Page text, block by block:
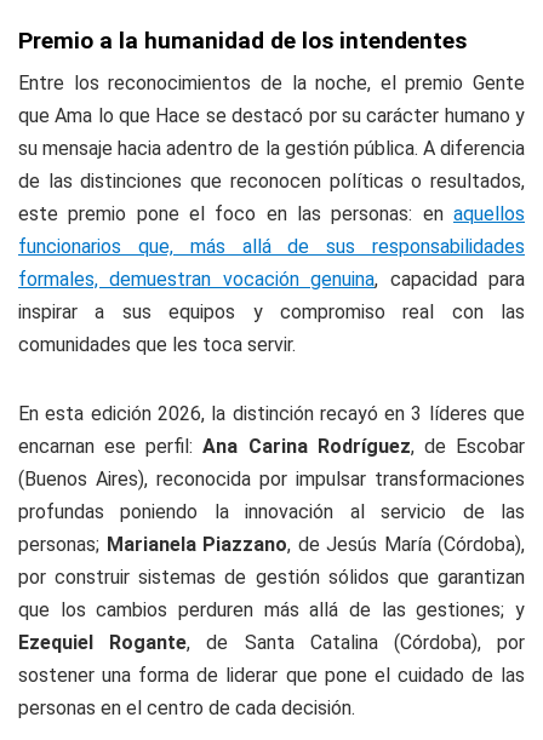
Premio a la humanidad de los intendentes
Entre los reconocimientos de la noche, el premio Gente
que Ama lo que Hace se destacó por su carácter humano y
su mensaje hacia adentro de la gestión pública. A diferencia
de las distinciones que reconocen políticas o resultados,
este premio pone el foco en las personas: en aquellos
funcionarios que, más allá de sus responsabilidades
formales, demuestran vocación genuina, capacidad para
inspirar a sus equipos y compromiso real con las
comunidades que les toca servir.
En esta edición 2026, la distinción recayó en 3 líderes que
encarnan ese perfil:Ana Carina Rodríguez, de Escobar
(Buenos Aires), reconocida por impulsar transformaciones
profundas poniendo la innovación al servicio de las
personas; Marianela Piazzano, de Jesús María (Córdoba),
por construir sistemas de gestión sólidos que garantizan
que los cambios perduren más allá de las gestiones; y
Ezequiel Rogante, de Santa Catalina (Córdoba), por
sostener una forma de liderar que pone el cuidado de las
personas en el centro de cada decisión.